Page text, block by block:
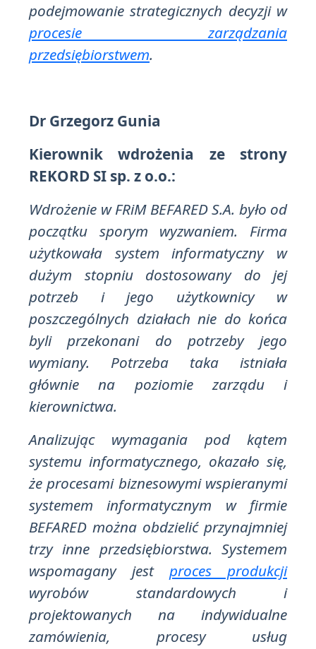
podejmowanie strategicznych decyzji w
procesie zarządzania
przedsiębiorstwem.
Dr Grzegorz Gunia
Kierownik wdrożenia ze strony
REKORD SI sp. z o.o.:
Wdrożenie w FRiM BEFARED S.A. było od
początku sporym wyzwaniem. Firma
użytkowała system informatyczny w
dużym stopniu dostosowany do jej
potrzeb i jego użytkownicy w
poszczególnych działach nie do końca
byli przekonani do potrzeby jego
wymiany. Potrzeba taka istniała
głównie na poziomie zarządu i
kierownictwa.
Analizując wymagania pod kątem
systemu informatycznego, okazało się,
że procesami biznesowymi wspieranymi
systemem informatycznym w firmie
BEFARED można obdzielić przynajmniej
trzy inne przedsiębiorstwa. Systemem
wspomagany jest proces produkcji
wyrobów standardowych i
projektowanych na indywidualne
zamówienia, procesy usług